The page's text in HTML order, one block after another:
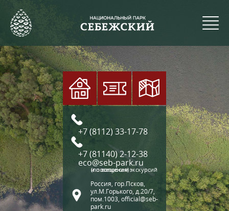
+7 (8112) 33-17-78
+7 (81140) 2-12-38
eco@seb-park.ru
(по вопросам экскурсий и посещения)
Россия, гор.Псков,
ул.М.Горького, д.20/7,
пом.1003, official@seb-
park.ru